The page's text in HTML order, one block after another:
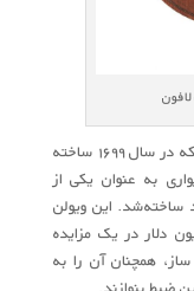
بازهم یک ویولن ارزشمند دیگر از استرادیواری که در سال ۱۶۹۹ ساخته
به عنوان یکی از
ساخته‌شد. این ویولن
تا سال ۲۰۰۵ با قیمت ۲/۰۳ میلیون دلار در یک مزایده
همچنان آن را به